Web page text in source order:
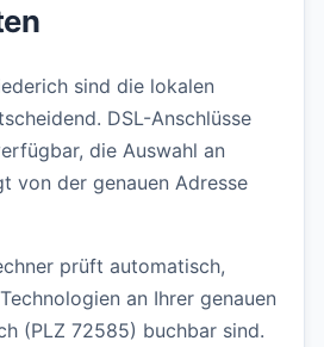
sind die lokalen
DSL-Anschlüsse
die Auswahl an
von der genauen Adresse
prüft automatisch,
an Ihrer genauen
(PLZ 72585) buchbar sind.